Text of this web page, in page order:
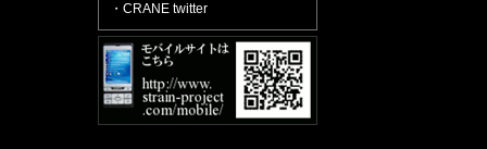
・CRANE twitter